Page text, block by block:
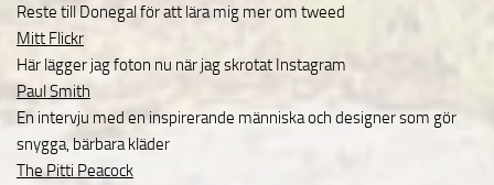
Reste till Donegal för att lära mig mer om tweed
Mitt Flickr
Här lägger jag foton nu när jag skrotat Instagram
Paul Smith
En intervju med en inspirerande människa och designer som gör
snygga, bärbara kläder
The Pitti Peacock